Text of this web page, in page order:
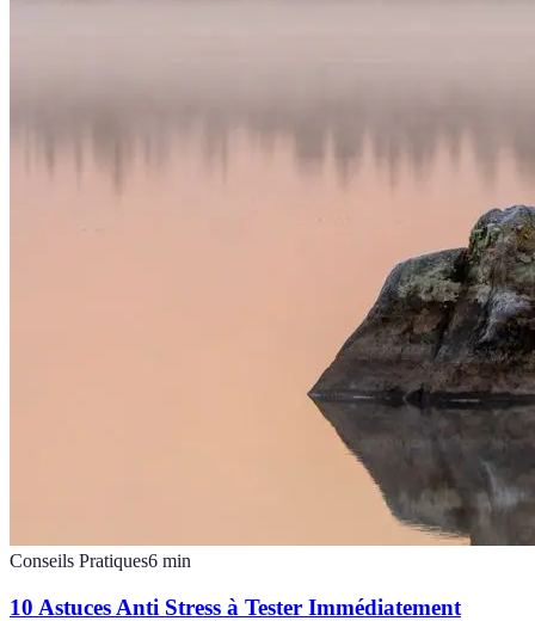
Conseils Pratiques6 min
10 Astuces Anti Stress à Tester Immédiatement